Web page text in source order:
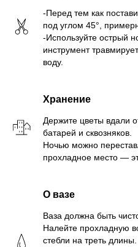
-Перед тем как
под углом 45°,
-Используйте острый
инструмент
воду.
Хранение
Держите цветы вдали
батарей и сквозняков.
Ночью можно
прохладное место —
О вaзе
Ваза должна быть
Налейте прохладную
стебли на треть длины.